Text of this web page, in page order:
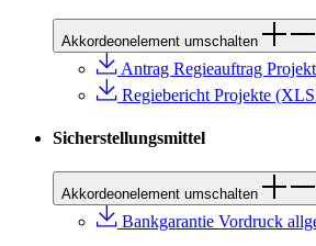
Akkordeonelement umschalten
Antrag Regieauftrag
Regiebericht Projekte
Sicherstellungsmittel
Akkordeonelement umschalten
Bankgarantie Vordruck